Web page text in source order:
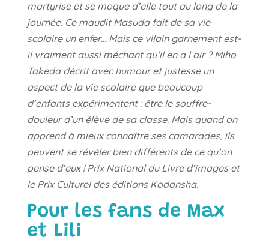
martyrise et se moque d’elle tout au long de la
journée. Ce maudit Masuda fait de sa vie
scolaire un enfer… Mais ce vilain garnement est-
il vraiment aussi méchant qu’il en a l’air ? Miho
Takeda décrit avec humour et justesse un
aspect de la vie scolaire que beaucoup
d’enfants expérimentent : être le souffre-
douleur d’un élève de sa classe. Mais quand on
apprend à mieux connaître ses camarades, ils
peuvent se révéler bien différents de ce qu’on
pense d’eux ! Prix National du Livre d’images et
le Prix Culturel des éditions Kodansha.
Pour les fans de Max
et Lili